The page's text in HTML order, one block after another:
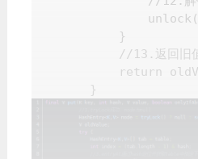
}
//13.返回旧
return
}